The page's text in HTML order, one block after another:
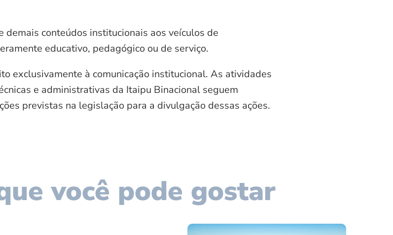
demais conteúdos institucionais aos veículos de
educativo, pedagógico ou de serviço.
exclusivamente à comunicação institucional. As atividades
e administrativas da Itaipu Binacional seguem
previstas na legislação para a divulgação dessas ações.
você pode gostar